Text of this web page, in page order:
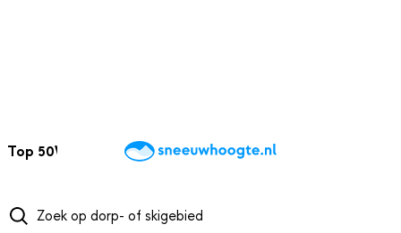
Top 50Webcams WintersportweerKaarten